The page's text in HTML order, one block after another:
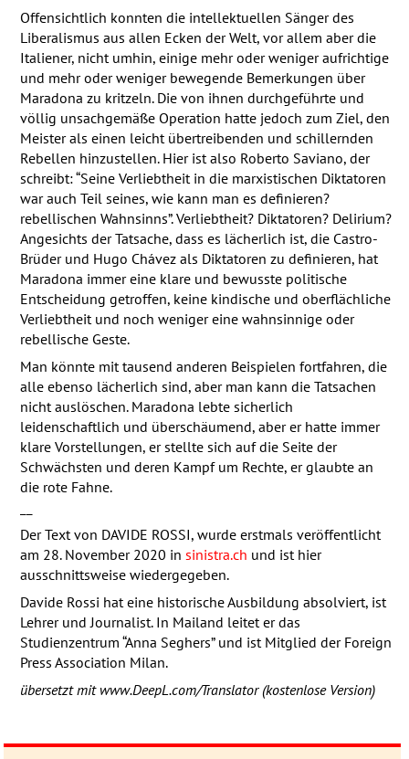
Offensichtlich konnten die intellektuellen Sänger des
Liberalismus aus allen Ecken der Welt, vor allem aber die
Italiener, nicht umhin, einige mehr oder weniger aufrichtige
und mehr oder weniger bewegende Bemerkungen über
Maradona zu kritzeln. Die von ihnen durchgeführte und
völlig unsachgemäße Operation hatte jedoch zum Ziel, den
Meister als einen leicht übertreibenden und schillernden
Rebellen hinzustellen. Hier ist also Roberto Saviano, der
schreibt: “Seine Verliebtheit in die marxistischen Diktatoren
war auch Teil seines, wie kann man es definieren?
rebellischen Wahnsinns”. Verliebtheit? Diktatoren? Delirium?
Angesichts der Tatsache, dass es lächerlich ist, die Castro-
Brüder und Hugo Chávez als Diktatoren zu definieren, hat
Maradona immer eine klare und bewusste politische
Entscheidung getroffen, keine kindische und oberflächliche
Verliebtheit und noch weniger eine wahnsinnige oder
rebellische Geste.
Man könnte mit tausend anderen Beispielen fortfahren, die
alle ebenso lächerlich sind, aber man kann die Tatsachen
nicht auslöschen. Maradona lebte sicherlich
leidenschaftlich und überschäumend, aber er hatte immer
klare Vorstellungen, er stellte sich auf die Seite der
Schwächsten und deren Kampf um Rechte, er glaubte an
die rote Fahne.
Der Text von DAVIDE ROSSI, wurde erstmals veröffentlicht
am 28. November 2020 in sinistra.ch und ist hier
ausschnittsweise wiedergegeben.
Davide Rossi hat eine historische Ausbildung absolviert, ist
Lehrer und Journalist. In Mailand leitet er das
Studienzentrum “Anna Seghers” und ist Mitglied der Foreign
Press Association Milan.
übersetzt mit www.DeepL.com/Translator (kostenlose Version)